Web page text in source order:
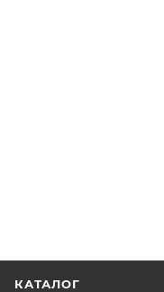
КАТАЛОГ